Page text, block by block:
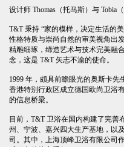
设计师 Thomas（托马斯）与 Tobia
T&T 秉持 “家的模样，决定生活的
性格特质与崇尚自然的审美视角出
精雕细琢，缔造艺术与技术完美融
念，这是 T&T 矢志不渝的使命。
1999 年，颇具前瞻眼光的奥斯卡
香港特别行政区成立德国欧尚卫浴
的信息桥梁。
目前，T&T 卫浴在国内构建了完善
州、宁波、嘉兴四大生产基地，以
司。其中，上海顶峰卫浴有限公司